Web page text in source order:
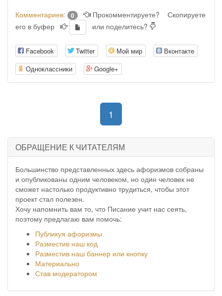
Комментариев: 0 Прокомментируете?
Скопируете
его в буфер
или поделитесь?
Facebook Twitter Мой мир
Вконтакте
Одноклассники
Google+
1
ОБРАЩЕНИЕ К ЧИТАТЕЛЯМ
Большинство представленных здесь афоризмов собраны
и опубликованы одним человеком, но один человек не
сможет настолько продуктивно трудиться, чтобы этот
проект стал полезен.
Хочу напомнить вам то, что Писание учит нас сеять,
поэтому предлагаю вам помочь:
Публикуя афоризмы
Разместив наш код
Разместив наш баннер или кнопку
Материально
Став модератором